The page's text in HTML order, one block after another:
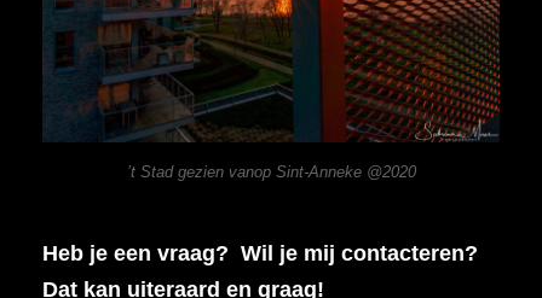
’t Stad gezien vanop Sint-Anneke @2020
Heb je een vraag? Wil je mij contacteren?
Dat kan uiteraard en graag!